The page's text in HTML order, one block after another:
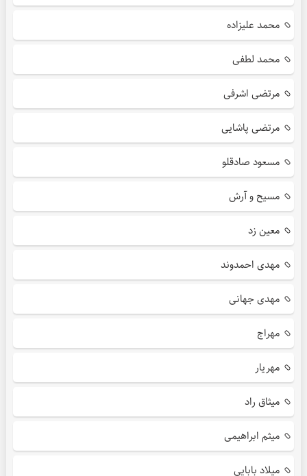
محمد علیزاده
محمد لطفی
مرتضی اشرفی
مرتضی پاشایی
مسعود صادقلو
مسیح و آرش
معین زد
مهدی احمدوند
مهدی جهانی
مهراج
مهریار
میثاق راد
میثم ابراهیمی
میلاد بابایی